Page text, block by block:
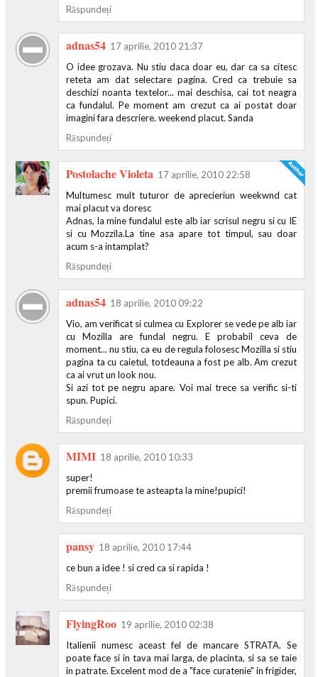
Răspundeți
adnas54 17 aprilie, 2010 21:37
O idee grozava. Nu stiu daca doar eu, dar ca sa citesc
reteta am dat selectare pagina. Cred ca trebuie sa
deschizi noanta textelor... mai deschisa, cai tot neagra
ca fundalul. Pe moment am crezut ca ai postat doar
imagini fara descriere. weekend placut. Sanda
Răspundeți
Postolache Violeta 17 aprilie, 2010 22:58
Multumesc mult tuturor de aprecieriun weekwnd cat
mai placut va doresc
Adnas, la mine fundalul este alb iar scrisul negru si cu IE
si cu Mozzila.La tine asa apare tot timpul, sau doar
acum s-a intamplat?
Răspundeți
adnas54 18 aprilie, 2010 09:22
Vio, am verificat si culmea cu Explorer se vede pe alb iar
cu Mozilla are fundal negru. E probabil ceva de
moment... nu stiu, ca eu de regula folosesc Mozilla si stiu
pagina ta cu caietul, totdeauna a fost pe alb. Am crezut
ca ai vrut un look nou.
Si azi tot pe negru apare. Voi mai trece sa verific si-ti
spun. Pupici.
Răspundeți
MIMI 18 aprilie, 2010 10:33
super!
premii frumoase te asteapta la mine!pupici!
Răspundeți
pansy 18 aprilie, 2010 17:44
ce bun a idee ! si cred ca si rapida !
Răspundeți
FlyingRoo 19 aprilie, 2010 02:38
Italienii numesc aceast fel de mancare STRATA. Se
poate face si in tava mai larga, de placinta, si sa se taie
in patrate. Excelent mod de a "face curatenie" in frigider,